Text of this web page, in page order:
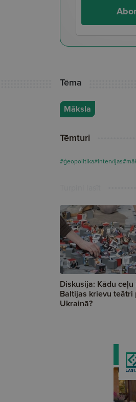
Tēma
Māksla
Tēmturi
#ģeopolitika#intervijas
Diskusija: Kādu ceļu
Baltijas krievu teātri
Ukrainā?